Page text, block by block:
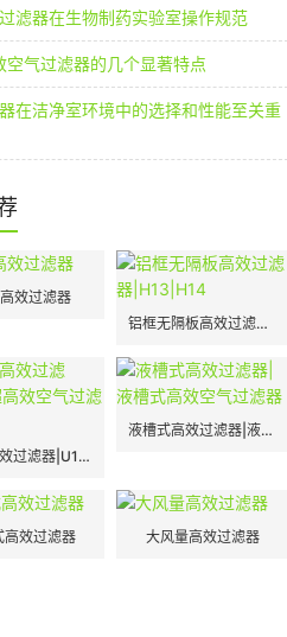
滤器在生物制药实验室操作规范
空气过滤器的几个显著特点
在洁净室环境中的选择和性能至关重
效过滤器
铝框无隔板高效过滤器|H13|H14
U15超高效过滤器|U15超高效空气过滤器
液槽式高效过滤器|液槽式高效空气过滤器
高效过滤器 大风量高效过滤器